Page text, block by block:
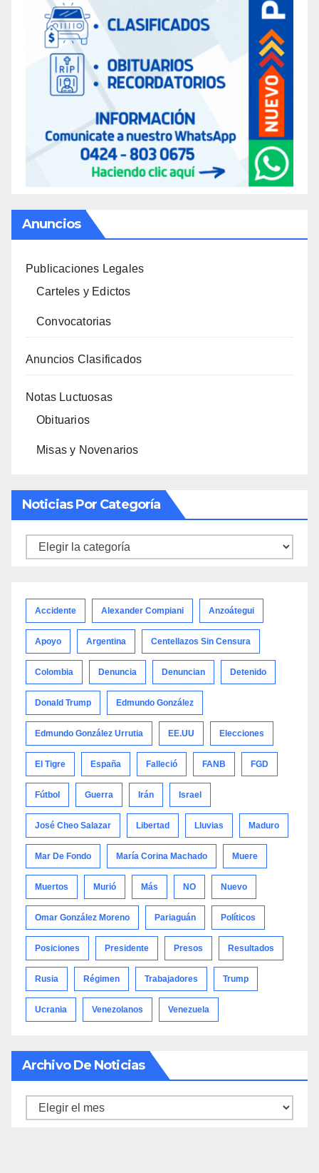
Anuncios
Publicaciones Legales
Carteles y Edictos
Convocatorias
Anuncios Clasificados
Notas Luctuosas
Obituarios
Misas y Novenarios
Noticias Por Categoría
Noticias
Accidente Alexander Compiani Anzoátegui
Apoyo Argentina Centellazos Sin Censura
Colombia Denuncia Denuncian Detenido
Donald Trump Edmundo González
Edmundo González Urrutia EE.UU Elecciones
El Tigre España Falleció FANB FGD
Fútbol Guerra Irán Israel
José Cheo Salazar Libertad Lluvias Maduro
Mar De Fondo María Corina Machado Muere
Muertos Murió Más NO Nuevo
Omar González Moreno Pariaguán Políticos
Posiciones Presidente Presos Resultados
Rusia Régimen Trabajadores Trump
Ucrania Venezolanos Venezuela
Archivo De Noticias
Archivo